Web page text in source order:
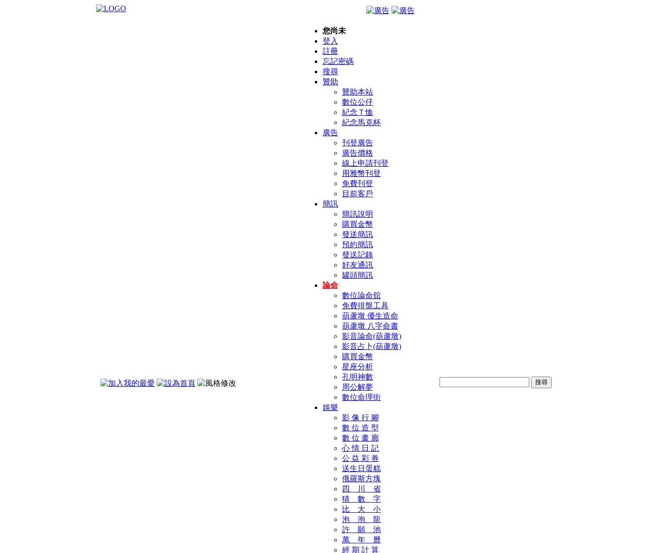
您尚未
登入
註冊
忘記密碼
搜尋
贊助
贊助本站
數位公仔
紀念Ｔ恤
紀念馬克杯
廣告
刊登廣告
廣告價格
線上申請刊登
用雅幣刊登
免費刊登
目前客戶
簡訊
簡訊說明
購買金幣
發送簡訊
預約簡訊
發送記錄
好友通訊
罐頭簡訊
論命
數位論命舘
免費排盤工具
葫蘆墩 優生造命
葫蘆墩 八字命書
影音論命(葫蘆墩)
影音占卜(葫蘆墩)
購買金幣
星座分析
孔明神數
周公解夢
數位命理街
娛樂
影 像 行 腳
數 位 造 型
數 位 畫 廊
心 情 日 記
公 益 彩 券
送生日蛋糕
俄羅斯方塊
四 川 省
猜 數 字
比 大 小
泡 泡 龍
許 願 池
萬 年 曆
經 期 計 算